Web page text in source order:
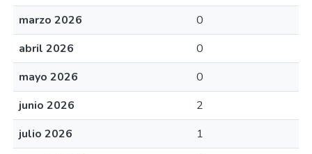
marzo 2026
0
abril 2026
0
mayo 2026
0
junio 2026
2
julio 2026
1